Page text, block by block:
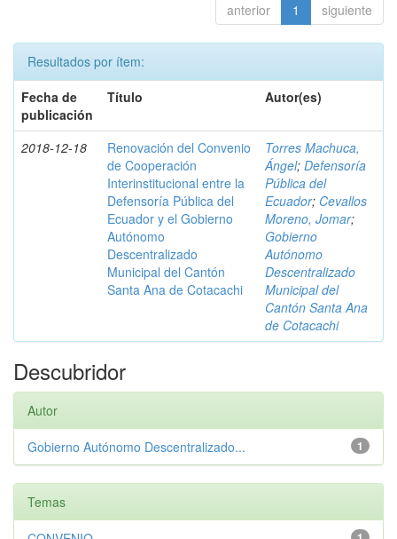
anterior 1 siguiente
Resultados por ítem:
Fecha de
publicación
Título Autor(es)
2018-12-18
Renovación del Convenio
de Cooperación
Interinstitucional entre la
Defensoría Pública del
Ecuador y el Gobierno
Autónomo
Descentralizado
Municipal del Cantón
Santa Ana de Cotacachi
Torres Machuca,
Ángel; Defensoría
Pública del
Ecuador; Cevallos
Moreno, Jomar;
Gobierno
Autónomo
Descentralizado
Municipal del
Cantón Santa Ana
de Cotacachi
Descubridor
Autor
1
Gobierno Autónomo Descentralizado...
Temas